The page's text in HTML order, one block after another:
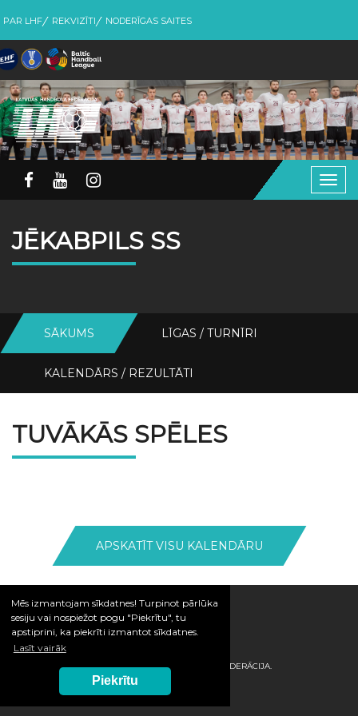
Mēs izmantojam sīkdatnes! Turpinot pārlūka
sesiju vai nospiežot pogu "Piekrītu", tu
apstiprini, ka piekrīti izmantot sīkdatnes.
Lasīt vairāk
Piekrītu
PAR LHF REKVIZĪTI NODERĪGAS SAITES
JĒKABPILS SS
SĀKUMS LĪGAS / TURNĪRI
KALENDĀRS / REZULTĀTI
TUVĀKĀS SPĒLES
APSKATĪT VISU KALENDĀRU
© 2026 / LATVIJAS HANDBOLA FEDERĀCIJA.